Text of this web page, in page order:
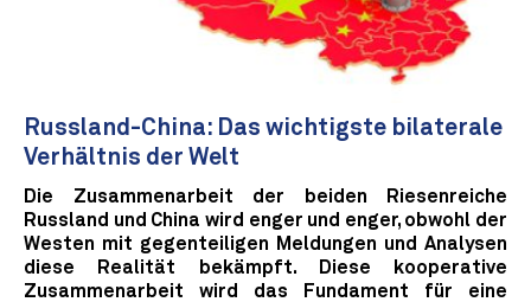
Russland-China: Das wichtigste bilaterale
Verhältnis der Welt
Die Zusammenarbeit der beiden Riesenreiche
Russland und China wird enger und enger, obwohl der
Westen mit gegenteiligen Meldungen und Analysen
diese Realität bekämpft. Diese kooperative
Zusammenarbeit wird das Fundament für eine